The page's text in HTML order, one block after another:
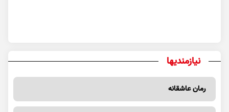
نیازمندیها
رمان عاشقانه